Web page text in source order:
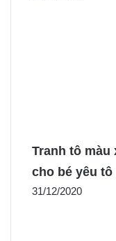
Tranh tô màu
cho bé yêu tô
31/12/2020